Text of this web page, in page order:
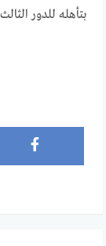
بتأهله للدور